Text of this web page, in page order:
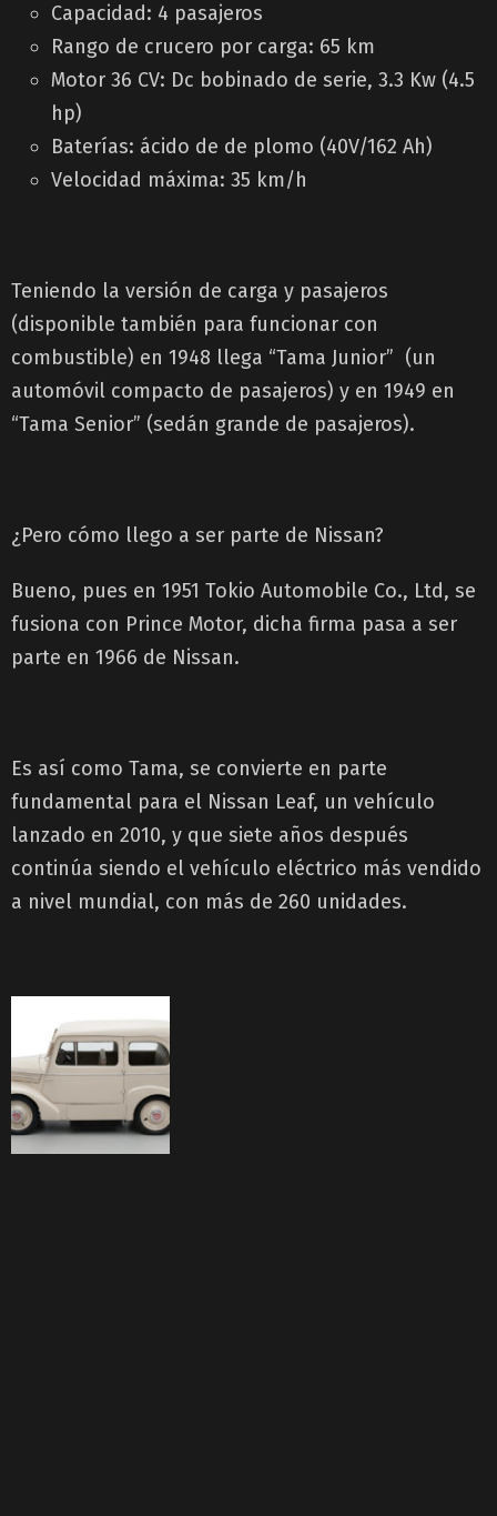
Capacidad: 4 pasajeros
Rango de crucero por carga: 65 km
Motor 36 CV: Dc bobinado de serie, 3.3 Kw (4.5
hp)
Baterías: ácido de de plomo (40V/162 Ah)
Velocidad máxima: 35 km/h
Teniendo la versión de carga y pasajeros
(disponible también para funcionar con
combustible) en 1948 llega “Tama Junior” (un
automóvil compacto de pasajeros) y en 1949 en
“Tama Senior” (sedán grande de pasajeros).
¿Pero cómo llego a ser parte de Nissan?
Bueno, pues en 1951 Tokio Automobile Co., Ltd, se
fusiona con Prince Motor, dicha firma pasa a ser
parte en 1966 de Nissan.
Es así como Tama, se convierte en parte
fundamental para el Nissan Leaf, un vehículo
lanzado en 2010, y que siete años después
continúa siendo el vehículo eléctrico más vendido
a nivel mundial, con más de 260 unidades.